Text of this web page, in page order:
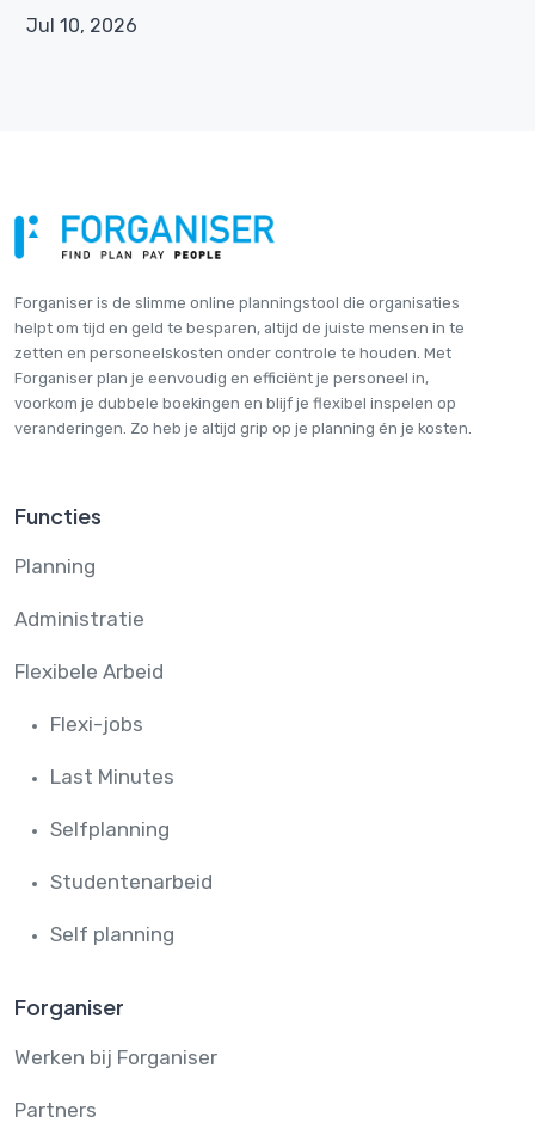
Jul 10, 2026
Forganiser is de slimme online plannings­tool die organisaties
helpt om tijd en geld te besparen, altijd de juiste mensen in te
zetten en personeelskosten onder controle te houden. Met
Forganiser plan je eenvoudig en efficiënt je personeel in,
voorkom je dubbele boekingen en blijf je flexibel inspelen op
veranderingen. Zo heb je altijd grip op je planning én je kosten.
Functies
Planning
Administratie
Flexibele Arbeid
Flexi-jobs
Last Minutes
Selfplanning
Studentenarbeid
Self planning
Forganiser
Werken bij Forganiser
Partners